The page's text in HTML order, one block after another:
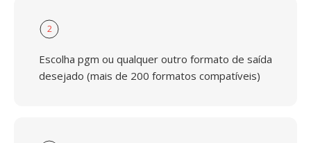
2
Escolha pgm ou qualquer outro formato de saída
desejado (mais de 200 formatos compatíveis)